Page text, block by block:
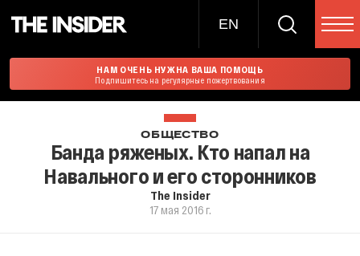
EN
НАМ ОЧЕНЬ НУЖНА ВАША ПОМОЩЬ
Подпишитесь на регулярные пожертвования
ОБЩЕСТВО
Банда ряженых. Кто напал на
Навального и его сторонников
The Insider
17 мая 2016 г.